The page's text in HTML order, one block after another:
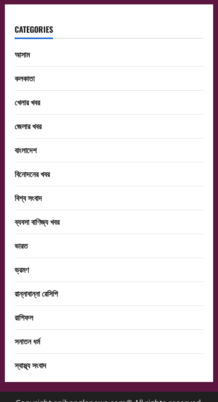
CATEGORIES
আসাম
কলকাতা
খেলার খবর
জেলার খবর
বাংলাদেশ
বিনোদনের খবর
বিশ্ব সংবাদ
ব্যবসা বাণিজ্য খবর
ভারত
ভ্রমণ
রান্নাবান্না রেসিপি
রাশিফল
সনাতন ধর্ম
স্বাস্থ্য সংবাদ